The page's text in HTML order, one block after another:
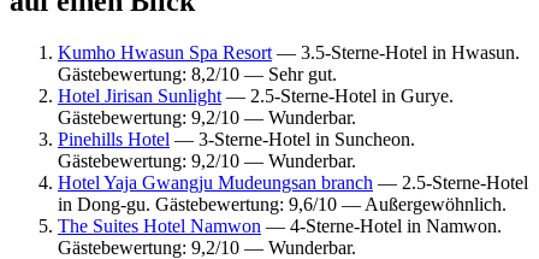
Kumho Hwasun Spa Resort — 3.5-Sterne-Hotel in Hwasun.
Gästebewertung: 8,2/10 — Sehr gut.
Hotel Jirisan Sunlight — 2.5-Sterne-Hotel in Gurye.
Gästebewertung: 9,2/10 — Wunderbar.
Pinehills Hotel — 3-Sterne-Hotel in Suncheon.
Gästebewertung: 9,2/10 — Wunderbar.
Hotel Yaja Gwangju Mudeungsan branch — 2.5-Sterne-Hotel
in Dong-gu. Gästebewertung: 9,6/10 — Außergewöhnlich.
The Suites Hotel Namwon — 4-Sterne-Hotel in Namwon.
Gästebewertung: 9,2/10 — Wunderbar.